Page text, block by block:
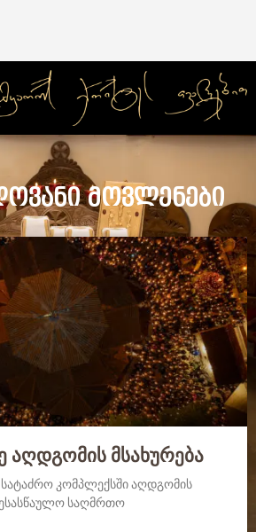
მოვლენები
აღდგომის მსახურება
კომპლექსში აღდგომის
საღმრთო